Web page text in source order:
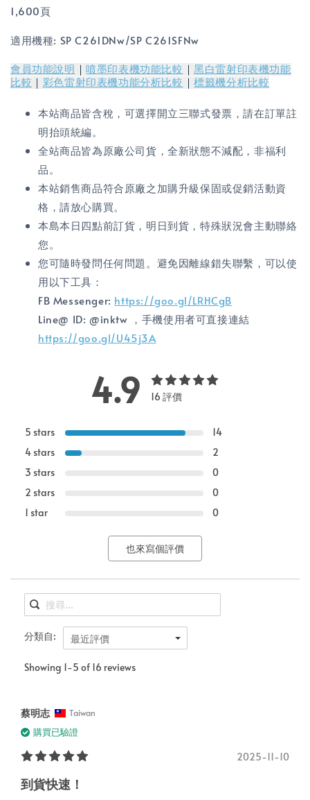
1,600頁
適用機種: SP C261DNw/SP C261SFNw
會員功能說明 ｜噴墨印表機功能比較 ｜黑白雷射印表機功能
比較 ｜ 彩色雷射印表機功能分析比較 ｜標籤機分析比較
本站商品皆含稅，可選擇開立三聯式發票，請在訂單註
明抬頭統編。
全站商品皆為原廠公司貨，全新狀態不減配，非福利
品。
本站銷售商品符合原廠之加購升級保固或促銷活動資
格，請放心購買。
本島本日四點前訂貨，明日到貨，特殊狀況會主動聯絡
您。
您可隨時發問任何問題。避免因離線錯失聯繫，可以使
用以下工具：
FB Messenger: https://goo.gl/LRHCgB
Line@ ID: @inktw ，手機使用者可直接連結
https://goo.gl/U45j3A
4.9 16 評價
5 stars
14
4 stars
2
3 stars
0
2 stars
0
1 star
0
也來寫個評價
分類自: 最近評價
Showing 1-5 of 16 reviews
蔡明志 Taiwan
購買已驗證
2025-11-10
到貨快速！